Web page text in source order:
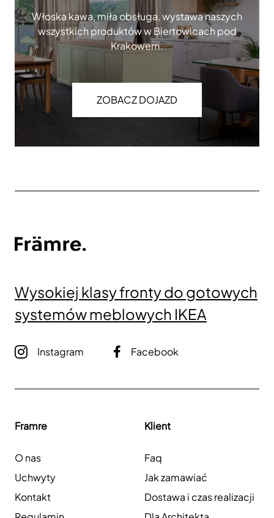
Włoska kawa, miła obsługa, wystawa naszych
wszystkich produktów w Biertowicach pod
Krakowem.
ZOBACZ DOJAZD
Wysokiej klasy fronty do gotowych
systemów meblowych IKEA
Instagram Facebook
Framre
O nas
Uchwyty
Kontakt
Klient
Faq
Jak zamawiać
Dostawa i czas realizacji